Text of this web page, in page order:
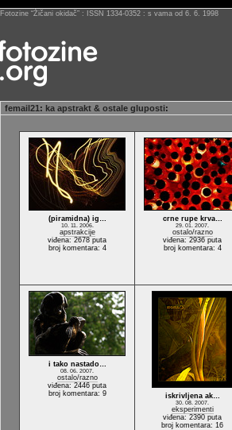
Fotozine “Žičani okidač” : ISSN 1334-0352 : s vama od 6. 6. 1998
femail21 : ka apstrakt & ostale gluposti:
(piramidna) ig…
10. 11. 2006.
apstrakcije
viđena: 2678 puta
broj komentara: 4
crne rupe krva…
29. 01. 2007.
ostalo/razno
viđena: 2936 puta
broj komentara: 4
i tako nastado…
08. 06. 2007.
ostalo/razno
viđena: 2446 puta
broj komentara: 9
iskrivljena ak…
30. 08. 2007.
eksperimenti
viđena: 2390 puta
broj komentara: 16